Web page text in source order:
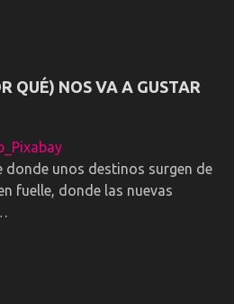
QUÉ) NOS VA A GUSTAR
donde unos destinos surgen de
fuelle, donde las nuevas